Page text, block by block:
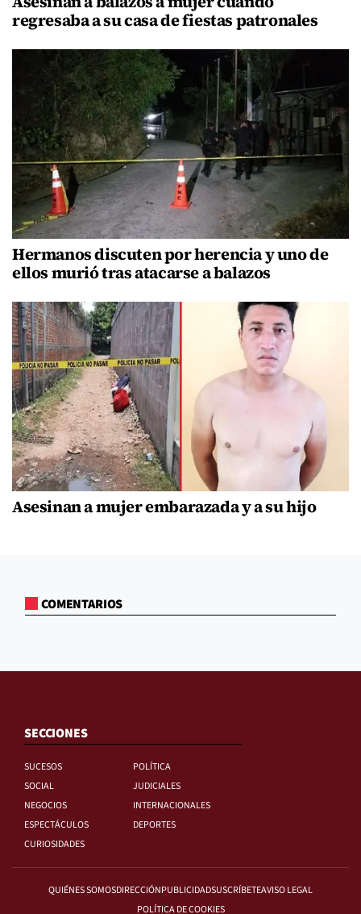
regresaba a su casa de fiestas patronales
Hermanos discuten por herencia y uno de
ellos murió tras atacarse a balazos
Asesinan a mujer embarazada y a su hijo
COMENTARIOS
SECCIONES
SUCESOS
POLÍTICA
SOCIAL
JUDICIALES
NEGOCIOS
INTERNACIONALES
ESPECTÁCULOS
DEPORTES
CURIOSIDADES
QUIÉNES SOMOSDIRECCIÓNPUBLICIDADSUSCRÍBETEAVISO LEGAL
POLÍTICA DE COOKIES